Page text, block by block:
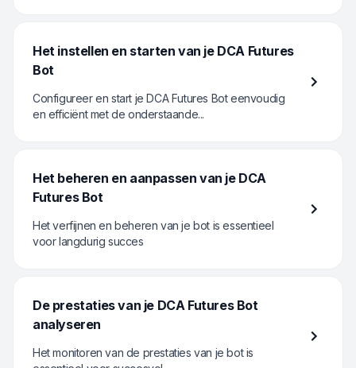
Het instellen en starten van je DCA Futures
Bot
Configureer en start je DCA Futures Bot eenvoudig
en efficiënt met de onderstaande...
Het beheren en aanpassen van je DCA
Futures Bot
Het verfijnen en beheren van je bot is essentieel
voor langdurig succes
De prestaties van je DCA Futures Bot
analyseren
Het monitoren van de prestaties van je bot is